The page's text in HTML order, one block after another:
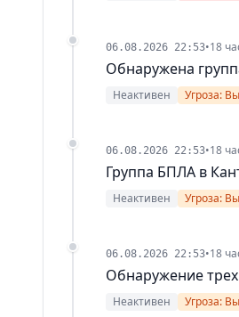
06.08.2026 22:53•18
Обнаружена
Неактивен Угроза:
06.08.2026 22:53•18
Группа БПЛА в
Неактивен Угроза:
06.08.2026 22:53•18
Обнаружение
Неактивен Угроза: